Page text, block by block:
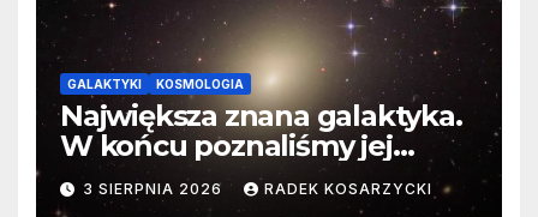
GALAKTYKI KOSMOLOGIA
Największa znana galaktyka.
W końcu poznaliśmy jej
faktyczne wymiary
3 SIERPNIA 2026 RADEK KOSARZYCKI